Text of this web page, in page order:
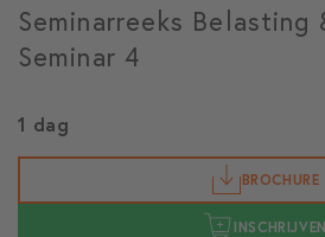
Seminarreeks Belasting
Seminar 4
1 dag
BROCHURE
INSCHRIJVEN